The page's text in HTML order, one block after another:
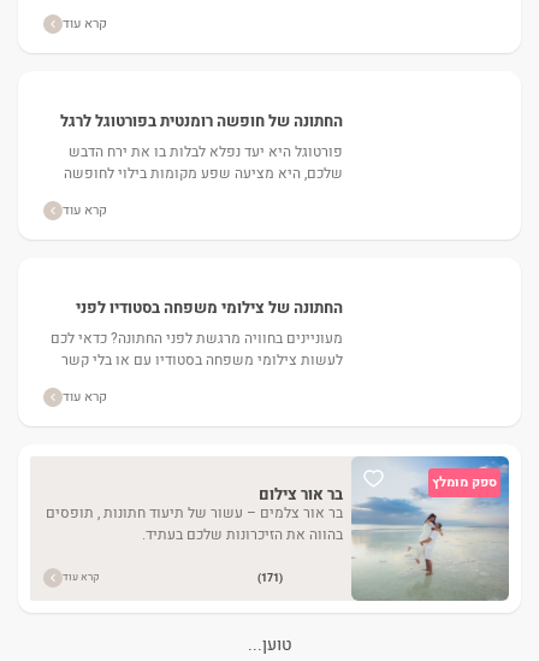
קרא עוד
החתונה של חופשה רומנטית בפורטוגל לרגל
פורטוגל היא יעד נפלא לבלות בו את ירח הדבש
שלכם, היא מציעה שפע מקומות בילוי לחופשה
קרא עוד
החתונה של צילומי משפחה בסטודיו לפני
מעוניינים בחוויה מרגשת לפני החתונה? כדאי לכם
לעשות צילומי משפחה בסטודיו עם או בלי קשר
קרא עוד
ספק מומלץ
בר אור צילום
בר אור צלמים – עשור של תיעוד חתונות , תופסים
בהווה את הזיכרונות שלכם בעתיד.
(171) קרא עוד
טוען...